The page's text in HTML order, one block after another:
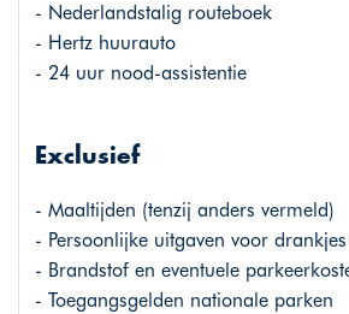
- Nederlandstalig routeboek
- Hertz huurauto
- 24 uur nood-assistentie
Exclusief
- Maaltijden (tenzij anders vermeld)
- Persoonlijke uitgaven voor
- Brandstof en eventuele
- Toegangsgelden nationale parken